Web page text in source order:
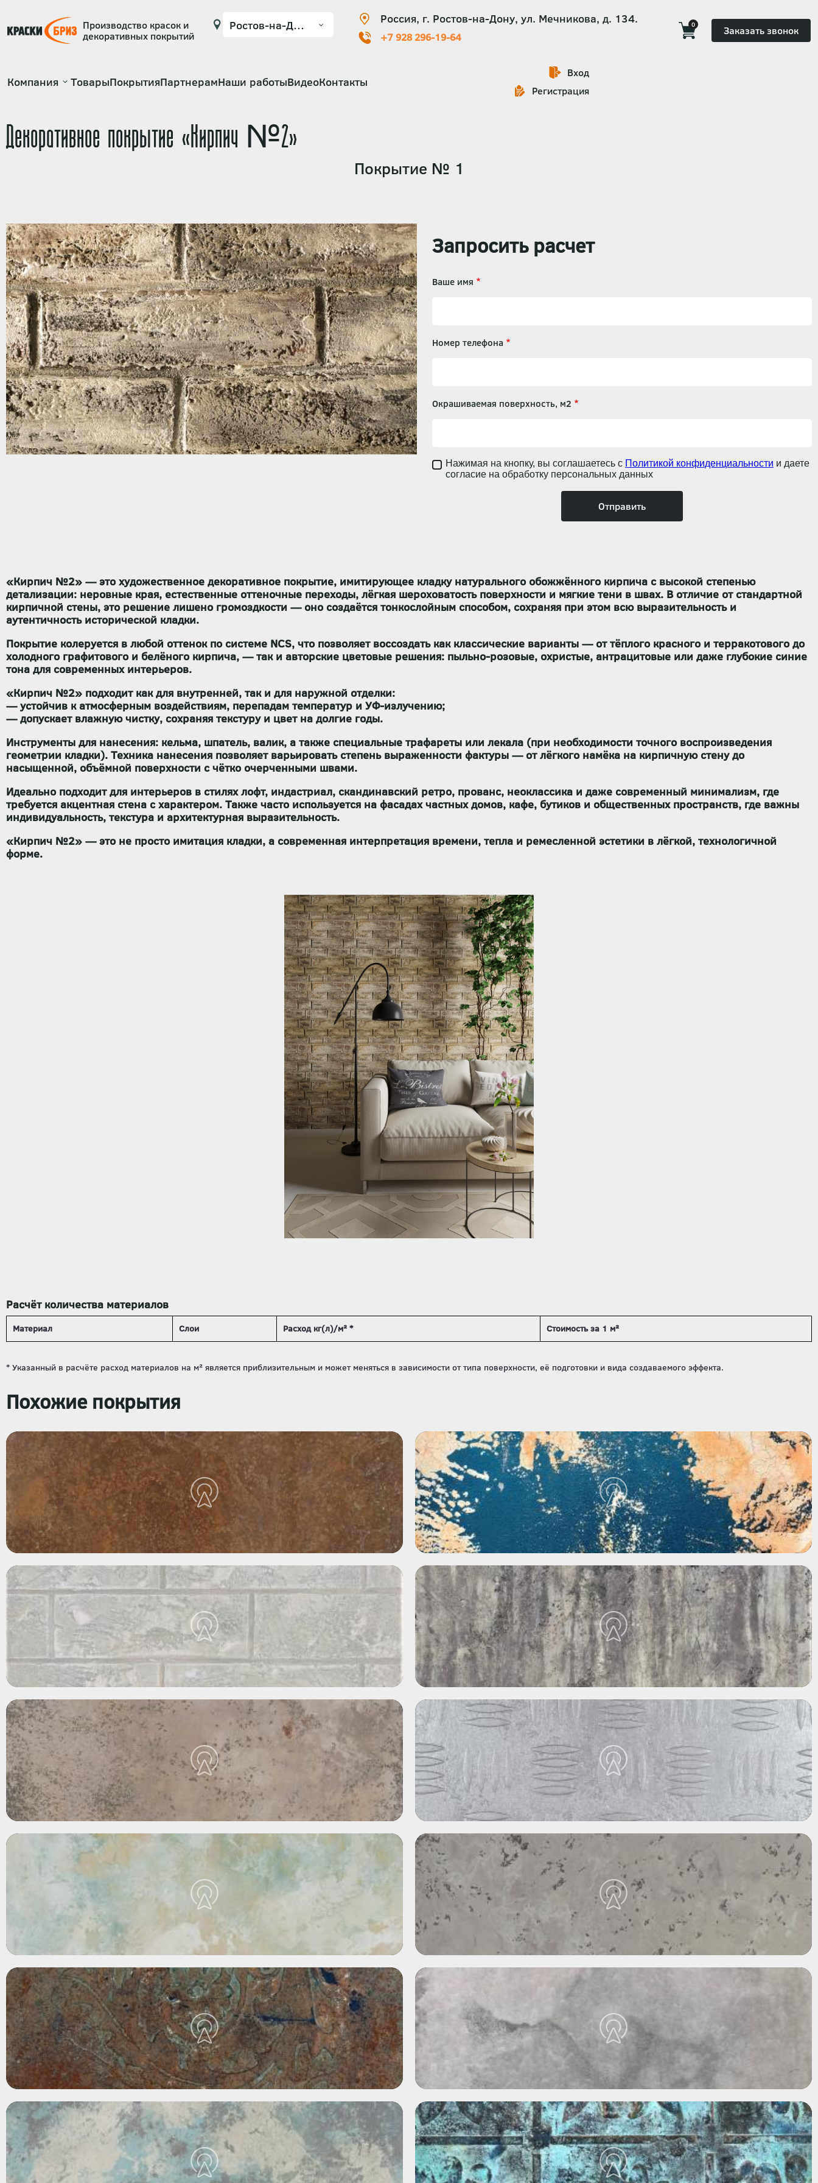
Производство красок и
декоративных покрытий
Россия, г. Ростов-на-Дону, ул. Мечникова, д. 134.
+7 928 296-19-64
0 Заказать звонок
Основная
Компания ТоварыПокрытияПартнерамНаши работыВидеоКонтакты
Вход
Регистрация
Декоративное покрытие «Кирпич №2»
Покрытие № 1
Запросить расчет
Ваше имя
Номер телефона
Окрашиваемая поверхность, м2
Нажимая на кнопку, вы соглашаетесь с Политикой конфиденциальности и даете
согласие на обработку персональных данных
«Кирпич №2» — это художественное декоративное покрытие, имитирующее кладку натурального обожжённого кирпича с высокой степенью
детализации: неровные края, естественные оттеночные переходы, лёгкая шероховатость поверхности и мягкие тени в швах. В отличие от стандартной
кирпичной стены, это решение лишено громоздкости — оно создаётся тонкослойным способом, сохраняя при этом всю выразительность и
аутентичность исторической кладки.
Покрытие колеруется в любой оттенок по системе NCS, что позволяет воссоздать как классические варианты — от тёплого красного и терракотового до
холодного графитового и белёного кирпича, — так и авторские цветовые решения: пыльно-розовые, охристые, антрацитовые или даже глубокие синие
тона для современных интерьеров.
«Кирпич №2» подходит как для внутренней, так и для наружной отделки:
— устойчив к атмосферным воздействиям, перепадам температур и УФ-излучению;
— допускает влажную чистку, сохраняя текстуру и цвет на долгие годы.
Инструменты для нанесения: кельма, шпатель, валик, а также специальные трафареты или лекала (при необходимости точного воспроизведения
геометрии кладки). Техника нанесения позволяет варьировать степень выраженности фактуры — от лёгкого намёка на кирпичную стену до
насыщенной, объёмной поверхности с чётко очерченными швами.
Идеально подходит для интерьеров в стиляхлофт, индастриал, скандинавский ретро, прованс, неоклассика и даже современный минимализм, где
требуется акцентная стена с характером. Также часто используется на фасадах частных домов, кафе, бутиков и общественных пространств, где важны
индивидуальность, текстура и архитектурная выразительность.
«Кирпич №2» — это не просто имитация кладки, а современная интерпретация времени, тепла и ремесленной эстетики в лёгкой, технологичной
форме.
Расчёт количества материалов
Материал Слои Расход кг(л)/м² * Стоимость за 1 м²
Похожие покрытия